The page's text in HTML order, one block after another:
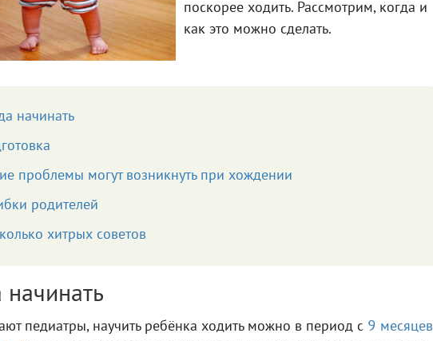
поскорее ходить. Рассмотрим, когда и
как это можно сделать.
начинать
проблемы могут возникнуть при хождении
родителей
хитрых советов
начинать
педиатры, научить ребёнка ходить можно в период с 9 месяцев